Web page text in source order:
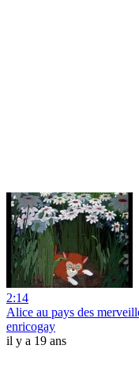
2:14
Alice au pays des
enricogay
il y a 19 ans